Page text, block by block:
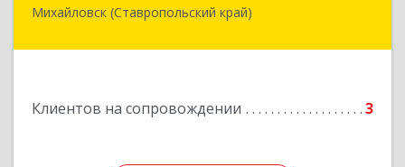
Михайловск (Ставропольский край)
Клиентов на сопровождении 3
356240, Ставропольский край, Шпаковский р-
Подробнее